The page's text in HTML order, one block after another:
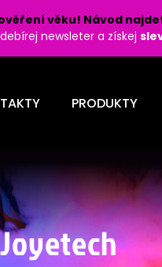
věku! Návod
newsleter a získej
PRODUKTY
Joyetech